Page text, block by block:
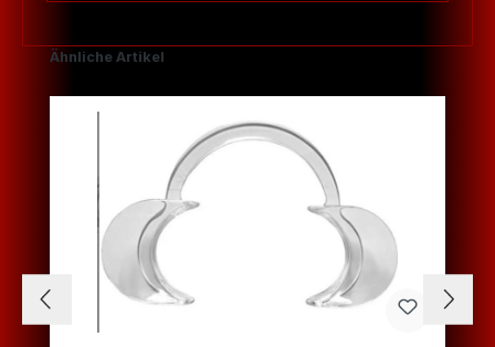
Produktgalerie überspringen
Ähnliche Artikel